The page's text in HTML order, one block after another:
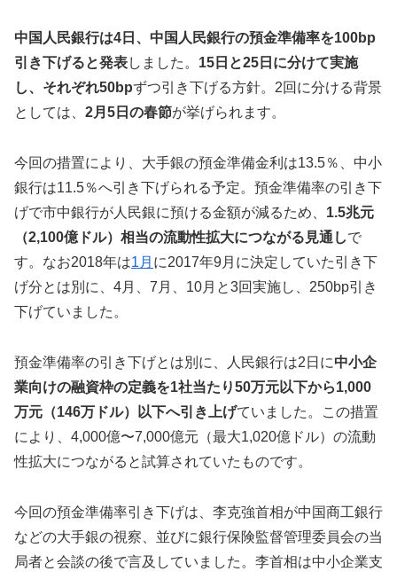
中国人民銀行は4日、中国人民銀行の預金準備率を100bp
引き下げると発表しました。 15日と25日に分けて実施
し、それぞれ50bpずつ引き下げる方針。2回に分ける背景
としては、 2月5日の春節が挙げられます。
今回の措置により、大手銀の預金準備金利は13.5％、中小
銀行は11.5％へ引き下げられる予定。預金準備率の引き下
げで市中銀行が人民銀に預ける金額が減るため、 1.5兆元
（2,100億ドル）相当の流動性拡大につながる見通しで
す。なお2018年は1月 に2017年9月に決定していた引き下
げ分とは別に、4月、7月、10月と3回実施し、250bp引き
下げていました。
預金準備率の引き下げとは別に、人民銀行は2日に中小企
業向けの融資枠の定義を1社当たり50万元以下から1,000
万元（146万ドル）以下へ引き上げていました。この措置
により、4,000億〜7,000億元（最大1,020億ドル）の流動
性拡大につながると試算されていたものです。
今回の預金準備率引き下げは、李克強首相が中国商工銀行
などの大手銀の視察、並びに銀行保険監督管理委員会の当
局者と会談の後で言及していました。李首相は中小企業支